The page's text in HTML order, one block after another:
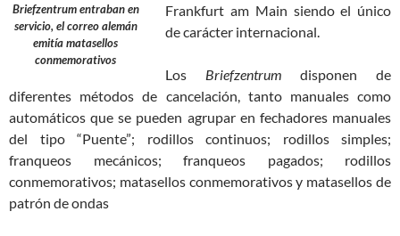
Briefzentrum entraban en
servicio, el correo alemán
emitía matasellos
conmemorativos
Frankfurt am Main siendo el único
de carácter internacional.
Los Briefzentrum disponen de
diferentes métodos de cancelación, tanto manuales como
automáticos que se pueden agrupar en fechadores manuales
del tipo “Puente”; rodillos continuos; rodillos simples;
franqueos mecánicos; franqueos pagados; rodillos
conmemorativos; matasellos conmemorativos y matasellos de
patrón de ondas